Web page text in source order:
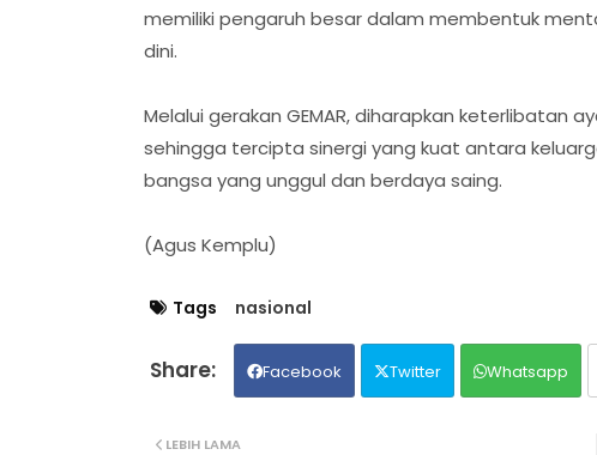
memiliki pengaruh besar dalam membentuk
dini.
Melalui gerakan GEMAR, diharapkan keterlibatan
sehingga tercipta sinergi yang kuat antara
bangsa yang unggul dan berdaya saing.
(Agus Kemplu)
Tags nasional
Facebook Twitter Whatsapp
LEBIH LAMA